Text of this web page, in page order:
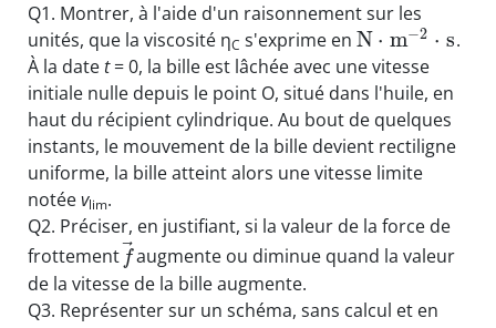
Q1. Montrer, à l'aide d'un raisonnement sur les
unités, que la viscosité ηC s'exprime en N ⋅ m−2 ⋅ s.
À la datet= 0, la bille est lâchée avec une vitesse
initiale nulle depuis le point O, situé dans l'huile, en
haut du récipient cylindrique. Au bout de quelques
instants, le mouvement de la bille devient rectiligne
uniforme, la bille atteint alors une vitesse limite
notéevlim.
Q2. Préciser, en justifiant, si la valeur de la force de
frottement f⃗
augmente ou diminue quand la valeur
de la vitesse de la bille augmente.
Q3. Représenter sur un schéma, sans calcul et en